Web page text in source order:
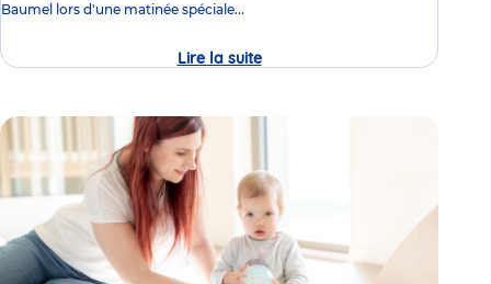
Baumel lors d'une matinée spéciale...
Lire la suiteMatinée
portes
Babilou
Rueil
Louise
Baumel